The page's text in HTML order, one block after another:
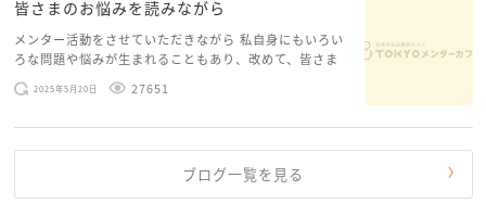
皆さまのお悩みを読みながら
メンター活動をさせていただきながら 私自身にもいろい
ろな問題や悩みが生まれることもあり、改めて、皆さま
のお悩みを読みながら 「みんな、もがいてる。わたし
だけじゃないんだな」と、逆に励まされるような日々で
2025年5月20日 27651
ブログ一覧を見る